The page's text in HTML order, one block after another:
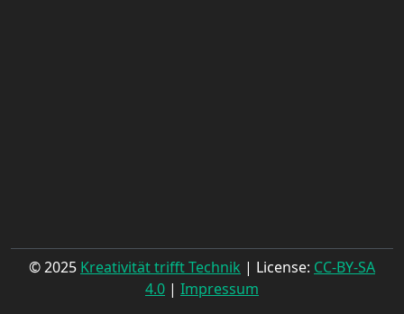
© 2025 Kreativität trifft Technik | License: CC-BY-SA
4.0 | Impressum